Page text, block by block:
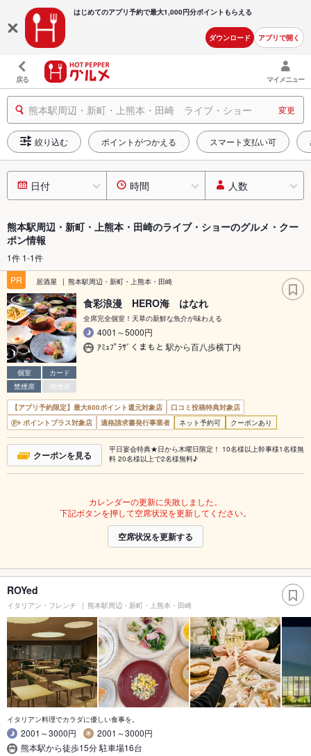
はじめてのアプリ予約で最大1,000円分ポイントもらえる
ダウンロード アプリで開く
戻る マイメニュー
熊本駅周辺・新町・上熊本・田崎 ライブ・ショー 変更
絞り込む ポイントがつかえる スマート支払い可
日付 時間 人数
熊本駅周辺・新町・上熊本・田崎のライブ・ショーのグルメ・クー
ポン情報
1件 1-1件
PR
居酒屋 熊本駅周辺・新町・上熊本・田崎
個室
カード
禁煙席
喫煙席
食彩浪漫 HERO海 はなれ
全席完全個室！天草の新鮮な魚介が味わえる
4001～5000円
ｱﾐｭﾌﾟﾗｻﾞくまもと 駅から百八歩横丁内
【アプリ予約限定】最大800ポイント還元対象店
口コミ投稿特典対象店
ポイントプラス対象店
適格請求書発行事業者 ネット予約可 クーポンあり
クーポンを見る
平日宴会特典★日から木曜日限定！ 10名様以上幹事様1名様無
料 20名様以上で2名様無料♪
カレンダーの更新に失敗しました。
下記ボタンを押して空席状況を更新してください。
空席状況を更新する
ROYed
イタリアン・フレンチ 熊本駅周辺・新町・上熊本・田崎
イタリアン料理でカラダに優しい食事を。
2001～3000円
2001～3000円
熊本駅から徒歩15分 駐車場16台